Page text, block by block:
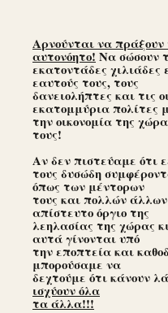
Αρνούνται να πράξουν
αυτονόητο!Να σώσουν
εκατοντάδες χιλιάδες
εαυτούς τους, τους
δανειολήπτες και τις
εκατομμύρια πολίτες
την οικονομία της
τους!
Αν δεν πιστεύαμε ότι
τους δυσώδη
όπως των μέντορων
τους και πολλών
απίστευτο όργιο της
λεηλασίας της χώρας
αυτά γίνονται υπό
την εποπτεία και
μπορούσαμε να
δεχτούμε ότι κάνουν
ισχύουν όλα
τα άλλα!!!